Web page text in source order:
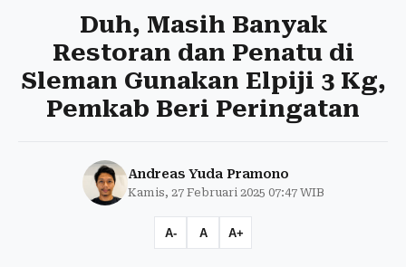
Duh, Masih Banyak
Restoran dan Penatu di
Sleman Gunakan Elpiji 3 Kg,
Pemkab Beri Peringatan
Andreas Yuda Pramono
Kamis, 27 Februari 2025 07:47 WIB
A- A A+